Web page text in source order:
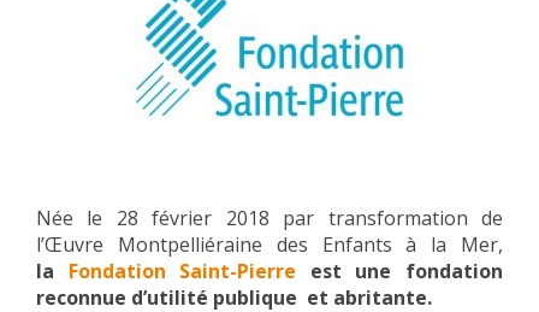
Née le 28 février 2018 par transformation de
l’Œuvre Montpelliéraine des Enfants à la Mer,
la Fondation Saint-Pierre est une fondation
reconnue d’utilité publique et abritante.